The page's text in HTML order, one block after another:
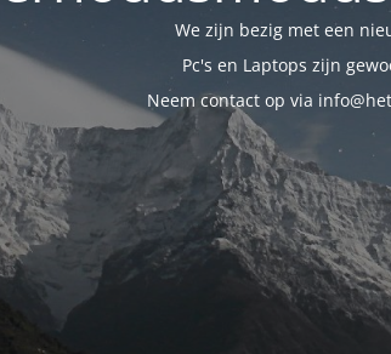
We zijn bezig met een
Pc's en Laptops zijn
Neem contact op via